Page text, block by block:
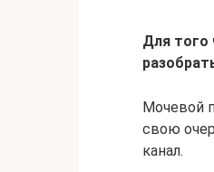
Для того
Мочевой
свою
канал.